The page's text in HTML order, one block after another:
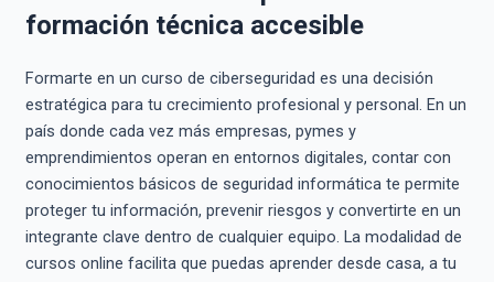
formación técnica accesible
Formarte en un curso de ciberseguridad es una decisión
estratégica para tu crecimiento profesional y personal. En un
país donde cada vez más empresas, pymes y
emprendimientos operan en entornos digitales, contar con
conocimientos básicos de seguridad informática te permite
proteger tu información, prevenir riesgos y convertirte en un
integrante clave dentro de cualquier equipo. La modalidad de
cursos online facilita que puedas aprender desde casa, a tu